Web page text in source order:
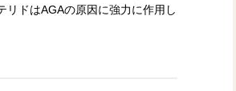
リドはAGAの原因に強力に作用し